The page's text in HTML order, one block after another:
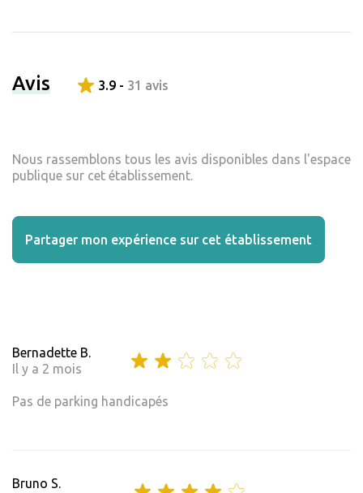
Avis 3.9 - 31 avis
Nous rassemblons tous les avis disponibles dans l'espace
publique sur cet établissement.
Partager mon expérience sur cet établissement
Bernadette B.
Il y a 2 mois
Pas de parking handicapés
Bruno S.